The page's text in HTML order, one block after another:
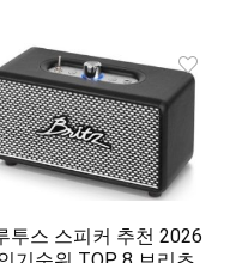
투스 스피커 추천 2026